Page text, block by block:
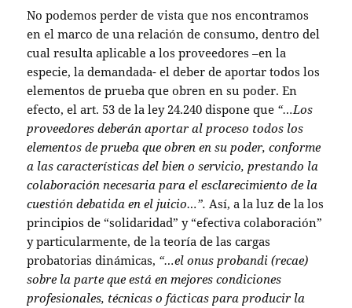
No podemos perder de vista que nos encontramos
en el marco de una relación de consumo, dentro del
cual resulta aplicable a los proveedores –en la
especie, la demandada- el deber de aportar todos los
elementos de prueba que obren en su poder. En
efecto, el art. 53 de la ley 24.240 dispone que “…Los
proveedores deberán aportar al proceso todos los
elementos de prueba que obren en su poder, conforme
a las características del bien o servicio, prestando la
colaboración necesaria para el esclarecimiento de la
cuestión debatida en el juicio…”.Así, a la luz de la los
principios de “solidaridad” y “efectiva colaboración”
y particularmente, de la teoría de las cargas
probatorias dinámicas, “…el onus probandi (recae)
sobre la parte que está en mejores condiciones
profesionales, técnicas o fácticas para producir la